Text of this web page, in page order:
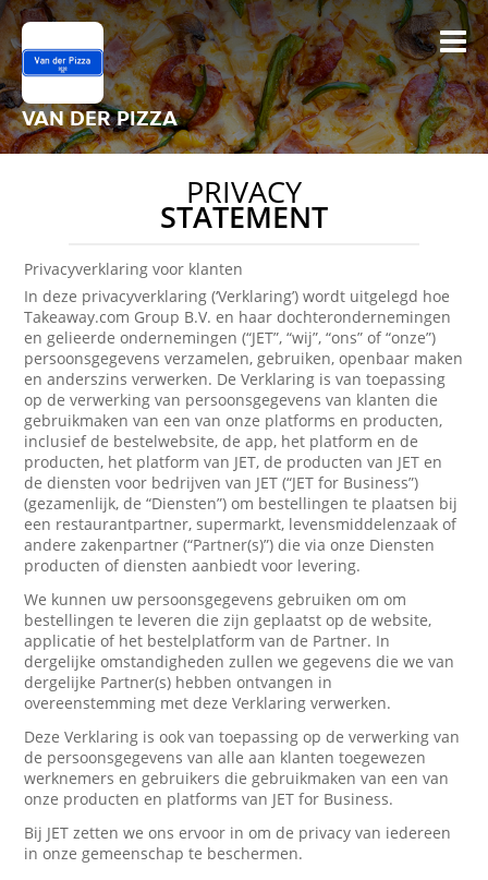
VAN DER PIZZA
PRIVACY
STATEMENT
Privacyverklaring voor klanten
In deze privacyverklaring (‘Verklaring’) wordt uitgelegd hoe
Takeaway.com Group B.V. en haar dochterondernemingen
en gelieerde ondernemingen (“JET”, “wij”, “ons” of “onze”)
persoonsgegevens verzamelen, gebruiken, openbaar maken
en anderszins verwerken. De Verklaring is van toepassing
op de verwerking van persoonsgegevens van klanten die
gebruikmaken van een van onze platforms en producten,
inclusief de bestelwebsite, de app, het platform en de
producten, het platform van JET, de producten van JET en
de diensten voor bedrijven van JET (“JET for Business”)
(gezamenlijk, de “Diensten”) om bestellingen te plaatsen bij
een restaurantpartner, supermarkt, levensmiddelenzaak of
andere zakenpartner (“Partner(s)”) die via onze Diensten
producten of diensten aanbiedt voor levering.
We kunnen uw persoonsgegevens gebruiken om om
bestellingen te leveren die zijn geplaatst op de website,
applicatie of het bestelplatform van de Partner. In
dergelijke omstandigheden zullen we gegevens die we van
dergelijke Partner(s) hebben ontvangen in
overeenstemming met deze Verklaring verwerken.
Deze Verklaring is ook van toepassing op de verwerking van
de persoonsgegevens van alle aan klanten toegewezen
werknemers en gebruikers die gebruikmaken van een van
onze producten en platforms van JET for Business.
Bij JET zetten we ons ervoor in om de privacy van iedereen
in onze gemeenschap te beschermen.